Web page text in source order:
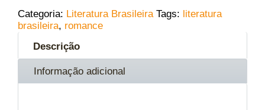
Categoria: Literatura Brasileira Tags: literatura
brasileira, romance
Descrição
Informação adicional